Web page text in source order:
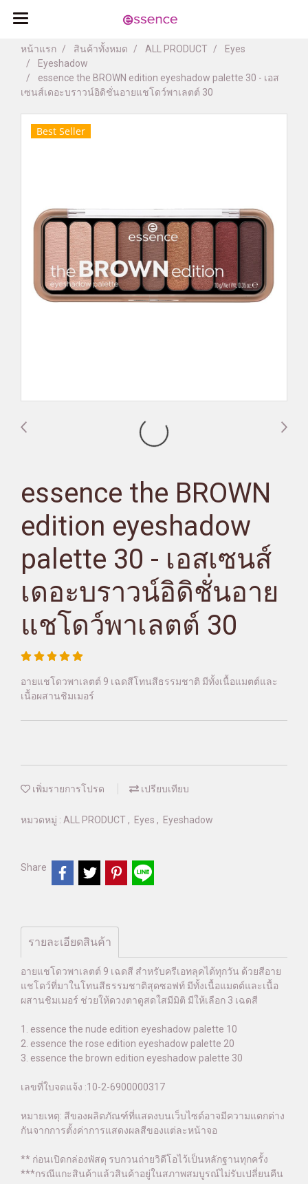
หน้าแรก สินค้าทั้งหมด ALL PRODUCT
Eyes
Eyeshadow
essence the BROWN edition eyeshadow palette 30 - เอส
เซนส์เดอะบราวน์อิดิชั่นอายแชโดว์พาเลตต์ 30
Best Seller
essence the BROWN
edition eyeshadow
palette 30 - เอสเซนส์
เดอะบราวน์อิดิชั่นอาย
แชโดว์พาเลตต์ 30
อายแชโดวพาเลตต์ 9 เฉดสีโทนสีธรรมชาติ มีทั้งเนื้อแมตต์และ
เนื้อผสานชิมเมอร์
เพิ่มรายการโปรด เปรียบเทียบ
หมวดหมู่ : ALL PRODUCT , Eyes , Eyeshadow
Share
รายละเอียดสินค้า
อายแชโดวพาเลตต์ 9 เฉดสี สำหรับครีเอทลุคได้ทุกวัน ด้วยสีอาย
แชโดว์ที่มาในโทนสีธรรมชาติสุดซอฟท์ มีทั้งเนื้อแมตต์และเนื้อ
ผสานชิมเมอร์ ช่วยให้ดวงตาดูสดใสมีมิติ มีให้เลือก 3 เฉดสี
1. essence the nude edition eyeshadow palette 10
2. essence the rose edition eyeshadow palette 20
3. essence the brown edition eyeshadow palette 30
เลขที่ใบจดแจ้ง :10-2-6900000317
หมายเหตุ: สีของผลิตภัณฑ์ที่แสดงบนเว็บไซต์อาจมีความแตกต่าง
กันจากการตั้งค่าการแสดงผลสีของแต่ละหน้าจอ
** ก่อนเปิดกล่องพัสดุ รบกวนถ่ายวิดีโอไว้เป็นหลักฐานทุกครั้ง
***กรณีแกะสินค้าแล้วสินค้าอยู่ในสภาพสมบูรณ์ไม่รับเปลี่ยนคืน